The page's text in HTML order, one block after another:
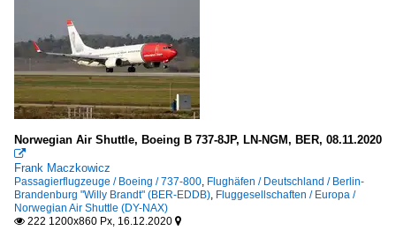
Norwegian Air Shuttle, Boeing B 737-8JP, LN-NGM, BER, 08.11.2020

Frank Maczkowicz
Passagierflugzeuge / Boeing / 737-800 Flughäfen / Deutschland / Berlin-
Brandenburg "Willy Brandt" (BER-EDDB) Fluggesellschaften / Europa /
Norwegian Air Shuttle (DY-NAX)
 222 1200x860 Px, 16.12.2020 